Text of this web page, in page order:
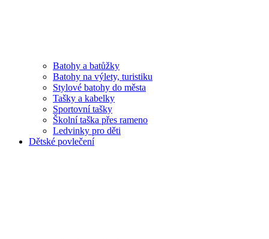
Batohy a batůžky
Batohy na výlety, turistiku
Stylové batohy do města
Tašky a kabelky
Sportovní tašky
Školní taška přes rameno
Ledvinky pro děti
Dětské povlečení